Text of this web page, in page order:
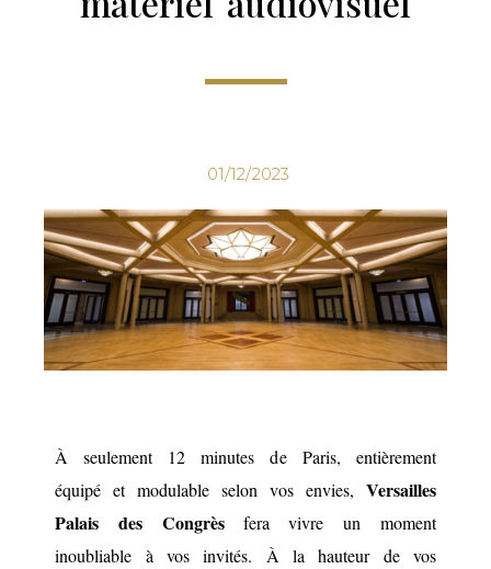
01/12/2023
À seulement 12 minutes de Paris, entièrement
équipé et modulable selon vos envies, Versailles
Palais des Congrèsfera vivre un moment
inoubliable à vos invités. À la hauteur de vos